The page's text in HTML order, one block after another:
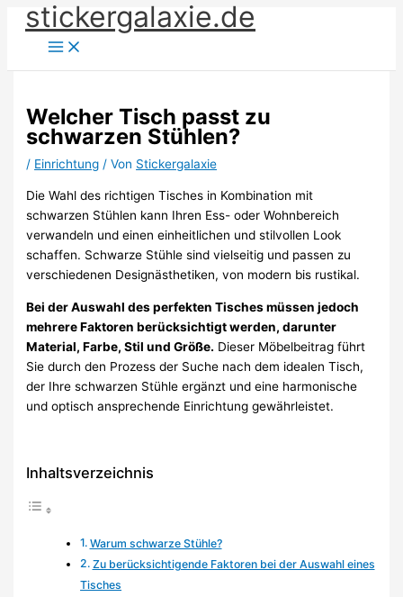
Zum
Inhalt
springen
stickergalaxie.de
Welcher Tisch passt zu
schwarzen Stühlen?
/ Einrichtung / Von Stickergalaxie
Die Wahl des richtigen Tisches in Kombination mit
schwarzen Stühlen kann Ihren Ess- oder Wohnbereich
verwandeln und einen einheitlichen und stilvollen Look
schaffen. Schwarze Stühle sind vielseitig und passen zu
verschiedenen Designästhetiken, von modern bis rustikal.
Bei der Auswahl des perfekten Tisches müssen jedoch
mehrere Faktoren berücksichtigt werden, darunter
Material, Farbe, Stil und Größe. Dieser Möbelbeitrag führt
Sie durch den Prozess der Suche nach dem idealen Tisch,
der Ihre schwarzen Stühle ergänzt und eine harmonische
und optisch ansprechende Einrichtung gewährleistet.
Inhaltsverzeichnis
Warum schwarze Stühle?
Zu berücksichtigende Faktoren bei der Auswahl eines
Tisches